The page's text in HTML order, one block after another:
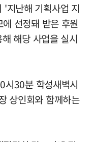
'지난해 기획사업 지
선정돼 받은 후원
해당 사업을 실시
시30분 학성새벽시
상인회와 함께하는